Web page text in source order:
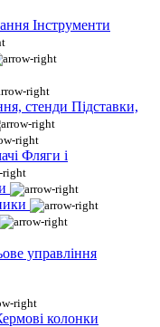
Інструменти
Підставки,
Фляги і
управління
колонки